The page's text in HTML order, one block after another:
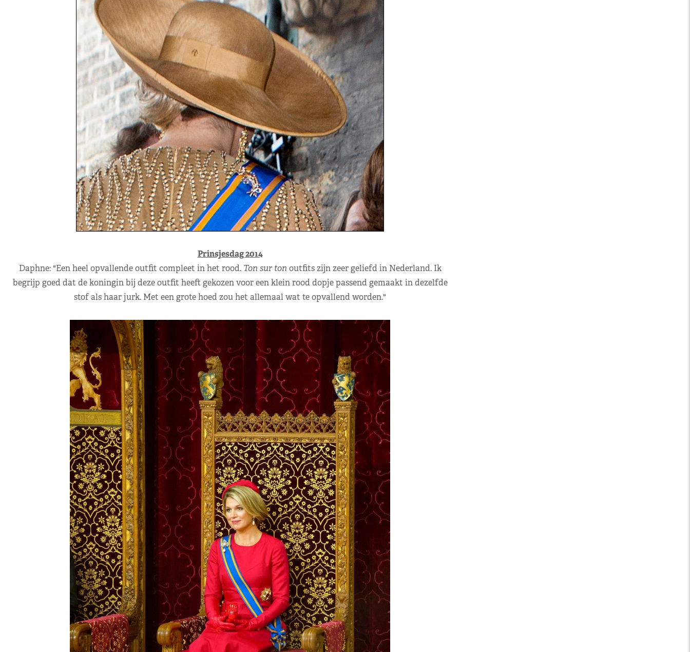
Prinsjesdag 2014
Daphne: "Een heel opvallende outfit compleet in het rood. Ton sur ton outfits zijn zeer geliefd in Nederland. Ik
begrijp goed dat de koningin bij deze outfit heeft gekozen voor een klein rood dopje passend gemaakt in dezelfde
stof als haar jurk. Met een grote hoed zou het allemaal wat te opvallend worden."